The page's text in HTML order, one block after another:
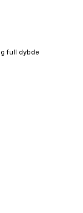
full dybde